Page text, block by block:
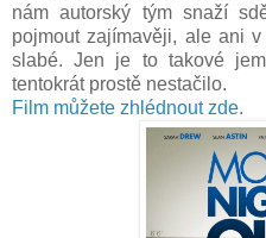
nám autorský tým snaží
pojmout zajímavěji, ale ani
slabé. Jen je to takové
tentokrát prostě nestačilo.
Film můžete zhlédnout zde.